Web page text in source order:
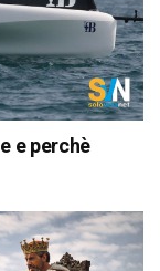
e perchè